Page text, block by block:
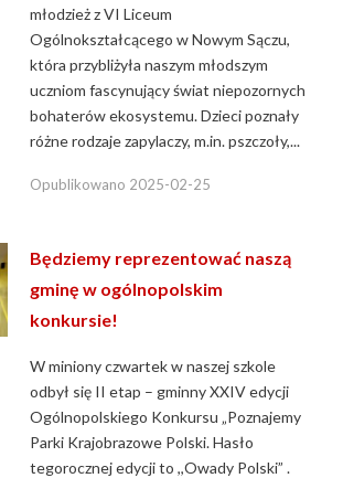
młodzież z VI Liceum
Ogólnokształcącego w Nowym Sączu,
która przybliżyła naszym młodszym
uczniom fascynujący świat niepozornych
bohaterów ekosystemu. Dzieci poznały
różne rodzaje zapylaczy, m.in. pszczoły,...
Opublikowano 2025-02-25
Będziemy reprezentować naszą
gminę w ogólnopolskim
konkursie!
W miniony czwartek w naszej szkole
odbył się II etap – gminny XXIV edycji
Ogólnopolskiego Konkursu „Poznajemy
Parki Krajobrazowe Polski. Hasło
tegorocznej edycji to ,,Owady Polski” .